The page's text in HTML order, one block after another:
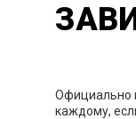
Официально
каждому,